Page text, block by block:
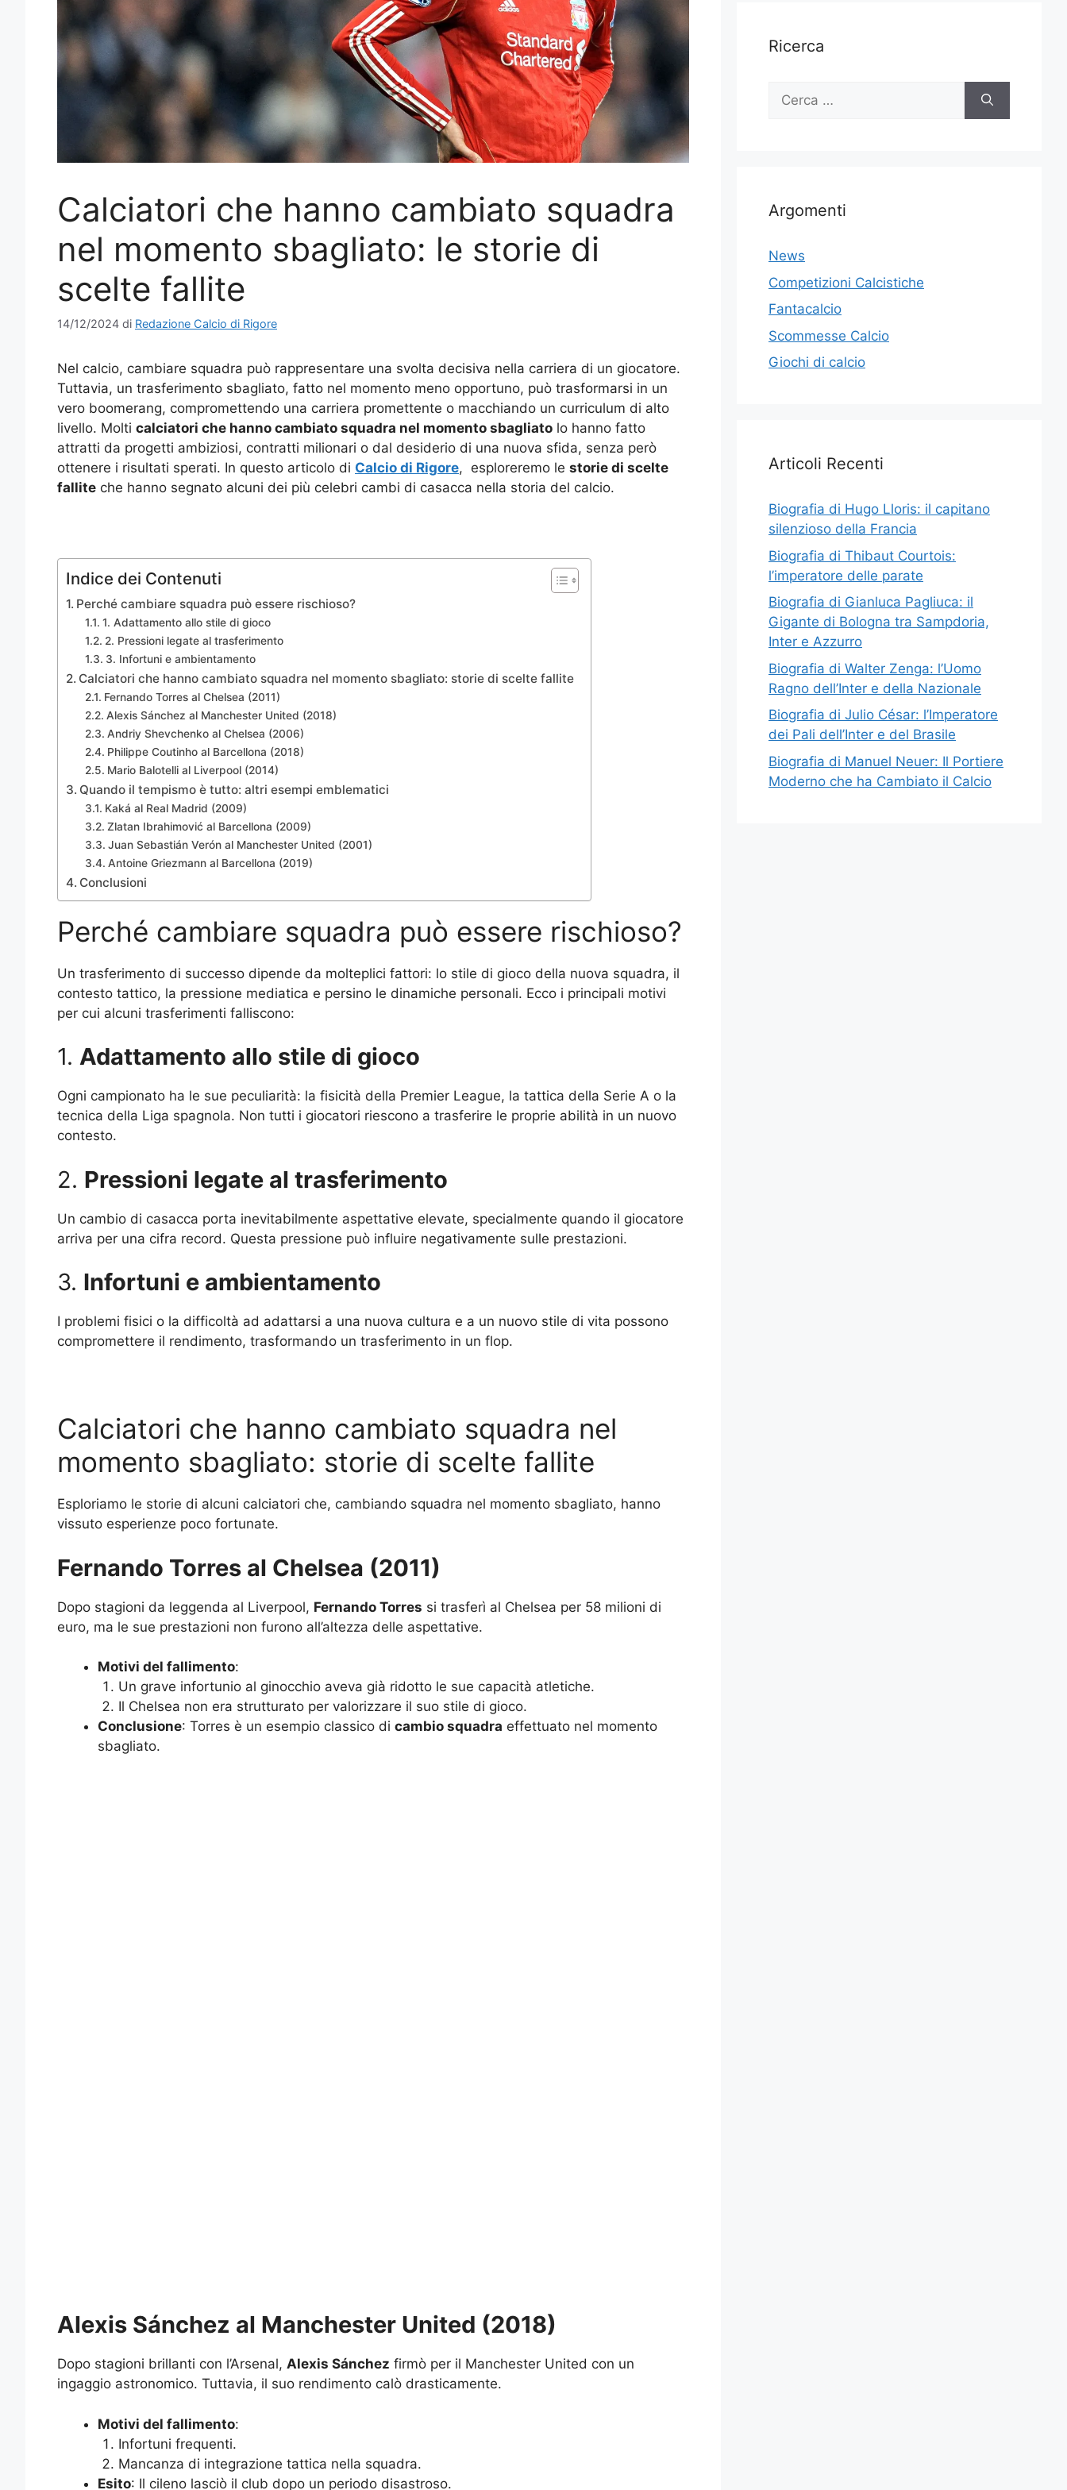
Calciatori che hanno cambiato squadra
nel momento sbagliato: le storie di
scelte fallite
14/12/2024 di Redazione Calcio di Rigore
Nel calcio, cambiare squadra può rappresentare una svolta decisiva nella carriera di un giocatore.
Tuttavia, un trasferimento sbagliato, fatto nel momento meno opportuno, può trasformarsi in un
vero boomerang, compromettendo una carriera promettente o macchiando un curriculum di alto
livello. Molti calciatori che hanno cambiato squadra nel momento sbagliato lo hanno fatto
attratti da progetti ambiziosi, contratti milionari o dal desiderio di una nuova sfida, senza però
ottenere i risultati sperati. In questo articolo di Calcio di Rigore, esploreremo le storie di scelte
fallite che hanno segnato alcuni dei più celebri cambi di casacca nella storia del calcio.
Indice dei Contenuti
Perché cambiare squadra può essere rischioso?
1. Adattamento allo stile di gioco
2. Pressioni legate al trasferimento
3. Infortuni e ambientamento
Calciatori che hanno cambiato squadra nel momento sbagliato: storie di scelte fallite
Fernando Torres al Chelsea (2011)
Alexis Sánchez al Manchester United (2018)
Andriy Shevchenko al Chelsea (2006)
Philippe Coutinho al Barcellona (2018)
Mario Balotelli al Liverpool (2014)
Quando il tempismo è tutto: altri esempi emblematici
Kaká al Real Madrid (2009)
Zlatan Ibrahimović al Barcellona (2009)
Juan Sebastián Verón al Manchester United (2001)
Antoine Griezmann al Barcellona (2019)
Conclusioni
Perché cambiare squadra può essere rischioso?
Un trasferimento di successo dipende da molteplici fattori: lo stile di gioco della nuova squadra, il
contesto tattico, la pressione mediatica e persino le dinamiche personali. Ecco i principali motivi
per cui alcuni trasferimenti falliscono:
1. Adattamento allo stile di gioco
Ogni campionato ha le sue peculiarità: la fisicità della Premier League, la tattica della Serie A o la
tecnica della Liga spagnola. Non tutti i giocatori riescono a trasferire le proprie abilità in un nuovo
contesto.
2. Pressioni legate al trasferimento
Un cambio di casacca porta inevitabilmente aspettative elevate, specialmente quando il giocatore
arriva per una cifra record. Questa pressione può influire negativamente sulle prestazioni.
3. Infortuni e ambientamento
I problemi fisici o la difficoltà ad adattarsi a una nuova cultura e a un nuovo stile di vita possono
compromettere il rendimento, trasformando un trasferimento in un flop.
Calciatori che hanno cambiato squadra nel
momento sbagliato: storie di scelte fallite
Esploriamo le storie di alcuni calciatori che, cambiando squadra nel momento sbagliato, hanno
vissuto esperienze poco fortunate.
Fernando Torres al Chelsea (2011)
Dopo stagioni da leggenda al Liverpool, Fernando Torres si trasferì al Chelsea per 58 milioni di
euro, ma le sue prestazioni non furono all’altezza delle aspettative.
Motivi del fallimento:
Un grave infortunio al ginocchio aveva già ridotto le sue capacità atletiche.
Il Chelsea non era strutturato per valorizzare il suo stile di gioco.
Conclusione: Torres è un esempio classico di cambio squadra effettuato nel momento
sbagliato.
Alexis Sánchez al Manchester United (2018)
Dopo stagioni brillanti con l’Arsenal, Alexis Sánchez firmò per il Manchester United con un
ingaggio astronomico. Tuttavia, il suo rendimento calò drasticamente.
Motivi del fallimento:
Infortuni frequenti.
Mancanza di integrazione tattica nella squadra.
Esito: Il cileno lasciò il club dopo un periodo disastroso.
Ricerca
Ricerca
Argomenti
News
Competizioni Calcistiche
Fantacalcio
Scommesse Calcio
Giochi di calcio
Articoli Recenti
Biografia di Hugo Lloris: il capitano
silenzioso della Francia
Biografia di Thibaut Courtois:
l’imperatore delle parate
Biografia di Gianluca Pagliuca: il
Gigante di Bologna tra Sampdoria,
Inter e Azzurro
Biografia di Walter Zenga: l’Uomo
Ragno dell’Inter e della Nazionale
Biografia di Julio César: l’Imperatore
dei Pali dell’Inter e del Brasile
Biografia di Manuel Neuer: Il Portiere
Moderno che ha Cambiato il Calcio